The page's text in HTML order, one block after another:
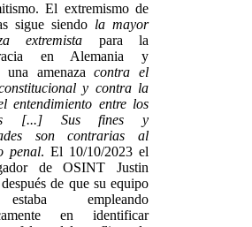
El extremismo de
sigue siendo la mayor
extremista para la
en Alemania y
una amenazacontra el
y contra la
entendimiento entre los
[...] Sus fines y
son contrarias al
penal. El 10/10/2023 el
de OSINT Justin
de que su equipo
empleando
en identificar